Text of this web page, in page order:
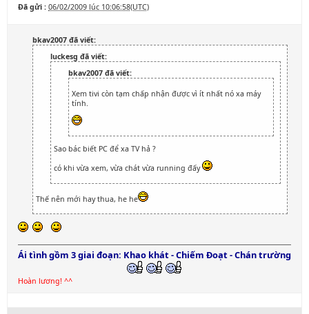
Đã gửi : 06/02/2009 lúc 10:06:58(UTC)
bkav2007 đã viết:
luckesg đã viết:
bkav2007 đã viết:
Xem tivi còn tạm chấp nhận được vì ít nhất nó xa máy
tính.
Sao bác biết PC để xa TV hả ?
có khi vừa xem, vừa chát vừa running đấy
Thế nên mới hay thua, he he
Ái tình gồm 3 giai đoạn: Khao khát - Chiếm Đoạt - Chán trường
Hoàn lương! ^^